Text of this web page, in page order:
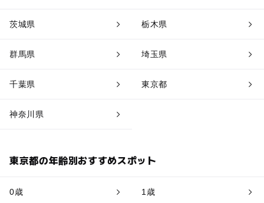
茨城県 栃木県
群馬県 埼玉県
千葉県 東京都
神奈川県
東京都の年齢別おすすめスポット
0歳 1歳